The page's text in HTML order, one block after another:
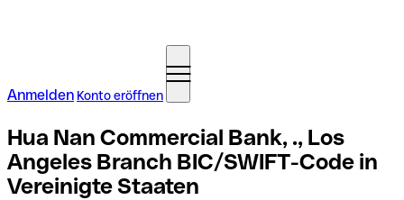
Anmelden Konto eröffnen
Hua Nan Commercial Bank, ., Los
Angeles Branch BIC/SWIFT-Code in
Vereinigte Staaten